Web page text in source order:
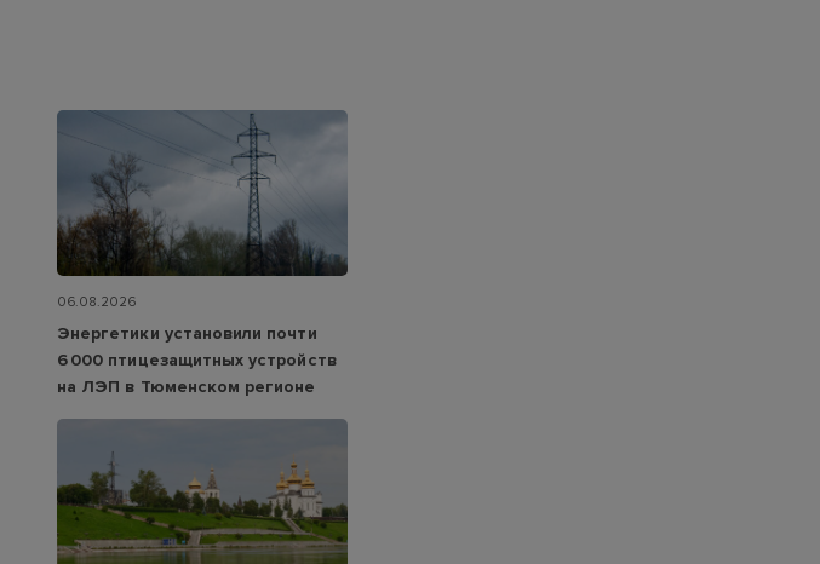
06.08.2026
Энергетики установили почти
6 000 птицезащитных устройств
на ЛЭП в Тюменском регионе